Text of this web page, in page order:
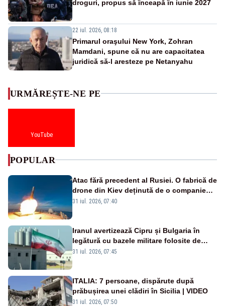
droguri, propus să înceapă în iunie 2027
22 iul. 2026, 08:18
Primarul oraşului New York, Zohran
Mamdani, spune că nu are capacitatea
juridică să-l aresteze pe Netanyahu
URMĂREȘTE-NE PE
YouTube
POPULAR
Atac fără precedent al Rusiei. O fabrică de
drone din Kiev deținută de o companie
americană, distrusă de o rachetă
31 iul. 2026, 07:40
Iranul avertizează Cipru și Bulgaria în
legătură cu bazele militare folosite de
SUA
31 iul. 2026, 07:45
ITALIA: 7 persoane, dispărute după
prăbușirea unei clădiri în Sicilia | VIDEO
31 iul. 2026, 07:50